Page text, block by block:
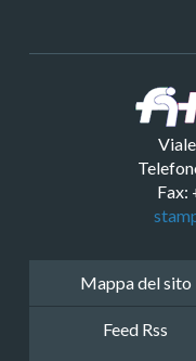
Fax:
Mappa del sito
Feed Rss